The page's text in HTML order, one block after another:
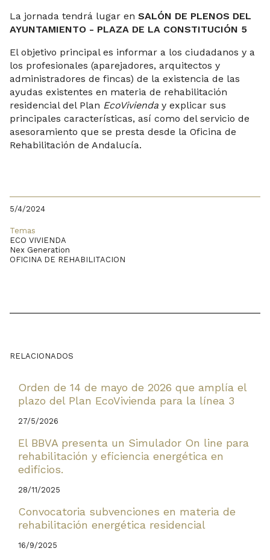
La jornada tendrá lugar en SALÓN DE PLENOS DEL
AYUNTAMIENTO - PLAZA DE LA CONSTITUCIÓN 5
El objetivo principal es informar a los ciudadanos y a
los profesionales (aparejadores, arquitectos y
administradores de fincas) de la existencia de las
ayudas existentes en materia de rehabilitación
residencial del Plan EcoVivienda y explicar sus
principales características, así como del servicio de
asesoramiento que se presta desde la Oficina de
Rehabilitación de Andalucía.
5/4/2024
Temas
ECO VIVIENDA
Nex Generation
OFICINA DE REHABILITACION
RELACIONADOS
Orden de 14 de mayo de 2026 que amplía el
plazo del Plan EcoVivienda para la línea 3
27/5/2026
El BBVA presenta un Simulador On line para
rehabilitación y eficiencia energética en
edificios.
28/11/2025
Convocatoria subvenciones en materia de
rehabilitación energética residencial
16/9/2025